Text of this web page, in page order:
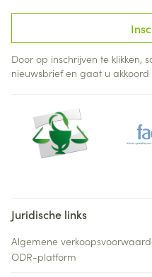
Door op inschrijven te klikken,
nieuwsbrief en gaat u
Juridische links
Algemene
ODR-platform